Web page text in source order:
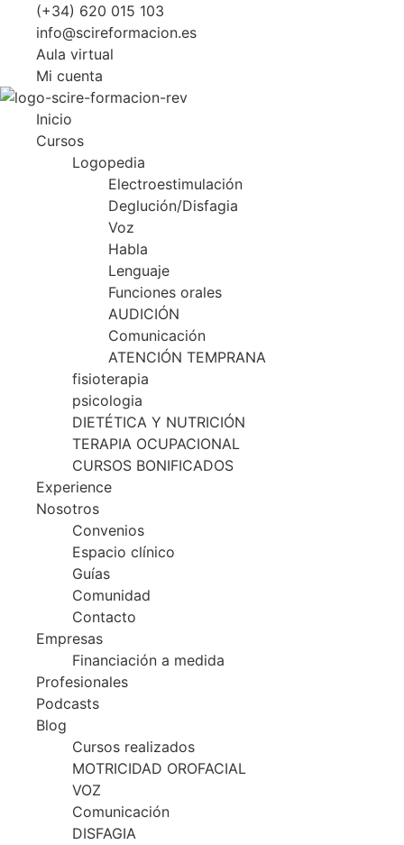
contenido
(+34) 620 015 103
info@scireformacion.es
Aula virtual
Mi cuenta
Inicio
Cursos
Logopedia
Electroestimulación
Deglución/Disfagia
Voz
Habla
Lenguaje
Funciones orales
AUDICIÓN
Comunicación
ATENCIÓN TEMPRANA
fisioterapia
psicologia
DIETÉTICA Y NUTRICIÓN
TERAPIA OCUPACIONAL
CURSOS BONIFICADOS
Experience
Nosotros
Convenios
Espacio clínico
Guías
Comunidad
Contacto
Empresas
Financiación a medida
Profesionales
Podcasts
Blog
Cursos realizados
MOTRICIDAD OROFACIAL
VOZ
Comunicación
DISFAGIA